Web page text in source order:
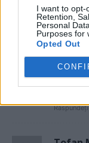
I want to opt-
Retention,
Personal
Purposes for
Opted Out
Ceva nu
liceu
Drept la
In
mai
Răspundeți